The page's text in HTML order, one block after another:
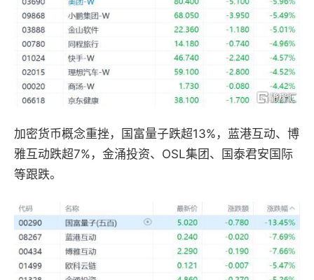
加密货币概念重挫，国富量子跌超13%，蓝港互动、博
雅互动跌超7%，金涌投资、OSL集团、国泰君安国际
等跟跌。